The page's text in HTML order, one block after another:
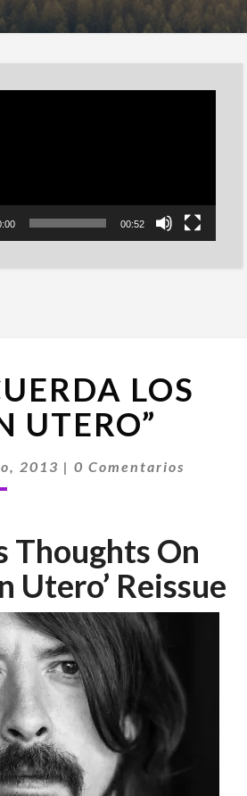
00:52
LOS
UTERO”
2013 | Comentarios
0 Comentarios
Thoughts On
Utero’ Reissue